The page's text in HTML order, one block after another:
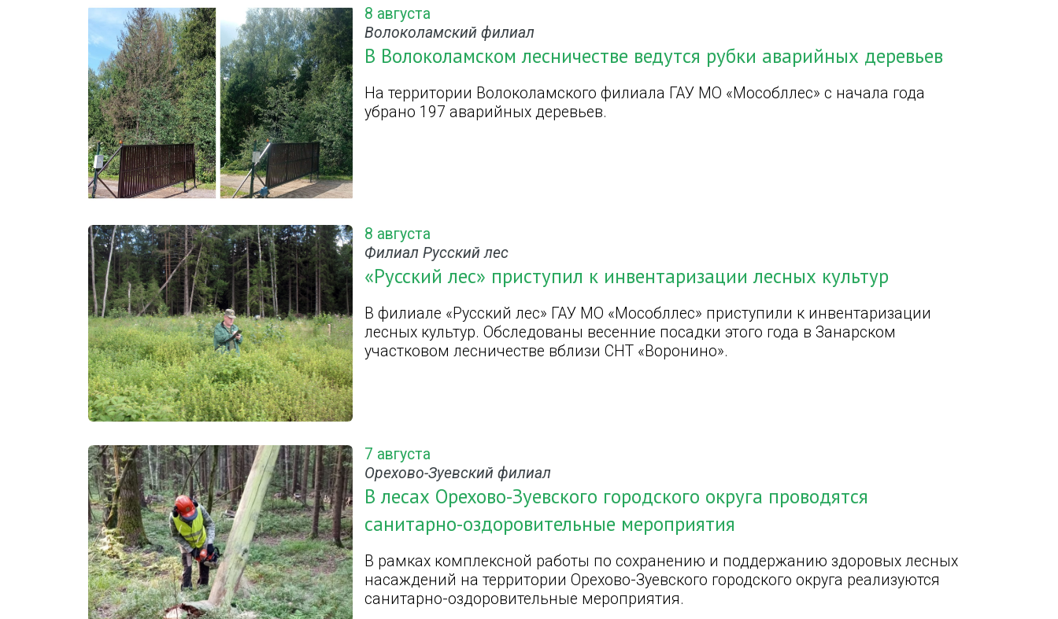
8 августа
Волоколамский филиал
В Волоколамском лесничестве ведутся рубки аварийных деревьев
На территории Волоколамского филиала ГАУ МО «Мособллес» с начала года
убрано 197 аварийных деревьев.
8 августа
Филиал Русский лес
«Русский лес» приступил к инвентаризации лесных культур
В филиале «Русский лес» ГАУ МО «Мособллес» приступили к инвентаризации
лесных культур. Обследованы весенние посадки этого года в Занарском
участковом лесничестве вблизи СНТ «Воронино».
7 августа
Орехово-Зуевский филиал
В лесах Орехово-Зуевского городского округа проводятся
санитарно-оздоровительные мероприятия
В рамках комплексной работы по сохранению и поддержанию здоровых лесных
насаждений на территории Орехово-Зуевского городского округа реализуются
санитарно-оздоровительные мероприятия.